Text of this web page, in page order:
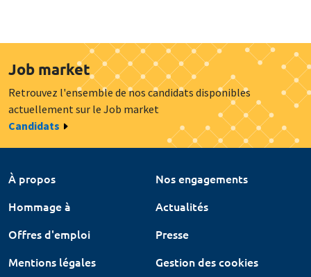
Job market
Retrouvez l'ensemble de nos candidats disponibles
actuellement sur le Job market
Candidats
À propos
Nos engagements
Hommage à
Actualités
Offres d'emploi
Presse
Mentions légales
Gestion des cookies